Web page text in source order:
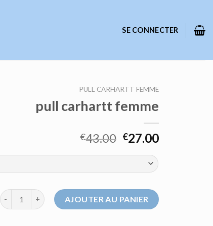
SE CONNECTER
PULL CARHARTT FEMME
pull carhartt femme
€43.00 €27.00
quantité de pull carhartt femmeAJOUTER AU PANIER